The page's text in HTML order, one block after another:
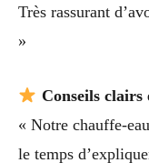
Très rassurant
»
Conseils
« Notre chauffe-
le temps